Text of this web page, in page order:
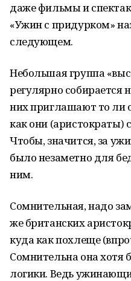
даже фильмы и
«Ужин с придурком»
следующем.
Небольшая группа
регулярно собирается
них приглашают то ли
как они (аристократы)
Чтобы, значится, за
было незаметно для
ним.
Сомнительная, надо
же британских
куда как похлеще
Сомнительна она хотя
логики. Ведь